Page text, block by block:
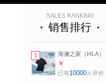
SALES RANKING
销售排行
1
海澜之家（HLA）
POLO衫男马年凉感
马上好运短袖男夏
￥
已有10000人评价